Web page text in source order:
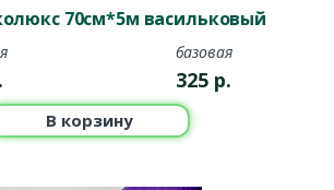
70см*5м васильковый
базовая
325 р.
В корзину